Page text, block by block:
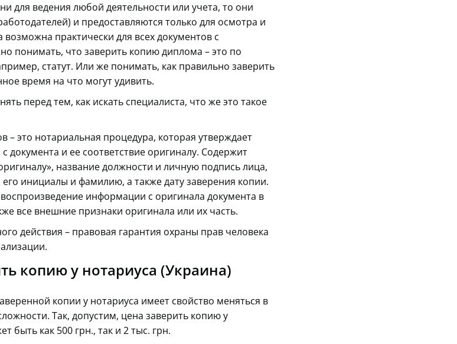
для ведения любой деятельности или учета, то они
и предоставляются только для осмотра и
практически для всех документов с
понимать, что заверить копию диплома – это по
статут. Или же понимать, как правильно заверить
время на что могут удивить.
перед тем, как искать специалиста, что же это такое
– это нотариальная процедура, которая утверждает
документа и ее соответствие оригиналу. Содержит
название должности и личную подпись лица,
инициалы и фамилию, а также дату заверения копии.
информации с оригинала документа в
все внешние признаки оригинала или их часть.
действия – правовая гарантия охраны прав человека
копию у нотариуса (Украина)
копии у нотариуса имеет свойство меняться в
Так, допустим, цена заверить копию у
быть как 500 грн., так и 2 тыс. грн.